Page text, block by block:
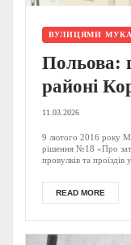
ВУЛИЦЯМИ
Польова:
районі
11.03.2026
9 лютого 2016 року
рішення №18 «Про
провулків та проїздів
READ MORE